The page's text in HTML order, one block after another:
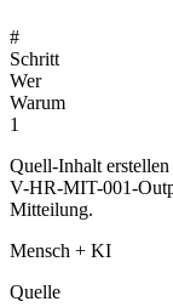
#
Schritt
Wer
Warum
1
Quell-Inhalt
V-HR-MIT-001-
Mitteilung.
Mensch + KI
Quelle